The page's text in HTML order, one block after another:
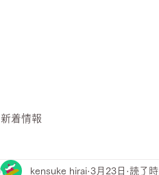
新着情報
kensuke hirai 3月23日 読了